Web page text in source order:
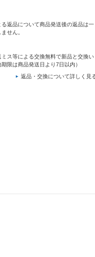
る返品について商品発送後の返品は一
せん。
ス等による交換無料で新品と交換い
限は商品発送日より7日以内）
返品・交換について詳しく見